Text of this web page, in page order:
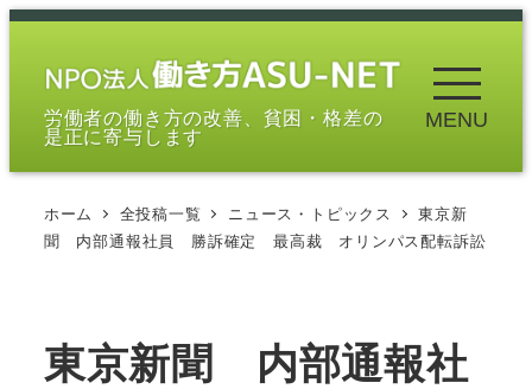
メ
労働者の働き方の改善、貧困・格差の
是正に寄与します
MENU
ホーム 全投稿一覧 ニュース・トピックス
東京新
聞 内部通報社員 勝訴確定 最高裁 オリンパス配転訴訟
東京新聞 内部通報社